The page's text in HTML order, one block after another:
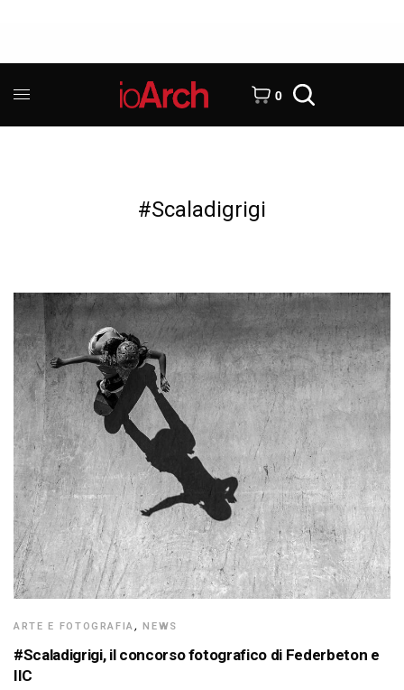
0
#Scaladigrigi
ARTE E FOTOGRAFIA,NEWS
#Scaladigrigi, il concorso fotografico di Federbeton e
IIC